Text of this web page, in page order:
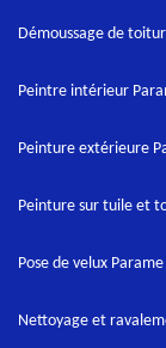
Démoussage de
Peintre intérieur
Peinture extérieure
Peinture sur tuile et
Pose de velux Parame
Nettoyage et